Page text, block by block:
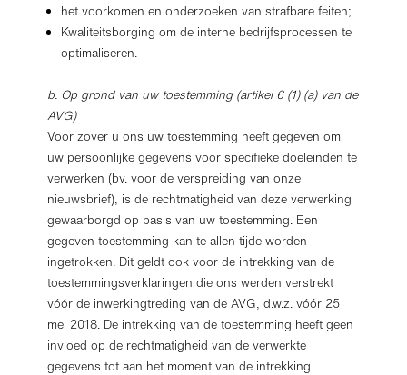
het voorkomen en onderzoeken van strafbare feiten;
Kwaliteitsborging om de interne bedrijfsprocessen te
optimaliseren.
b. Op grond van uw toestemming (artikel 6 (1) (a) van de
AVG)
Voor zover u ons uw toestemming heeft gegeven om
uw persoonlijke gegevens voor specifieke doeleinden te
verwerken (bv. voor de verspreiding van onze
nieuwsbrief), is de rechtmatigheid van deze verwerking
gewaarborgd op basis van uw toestemming. Een
gegeven toestemming kan te allen tijde worden
ingetrokken. Dit geldt ook voor de intrekking van de
toestemmingsverklaringen die ons werden verstrekt
vóór de inwerkingtreding van de AVG, d.w.z. vóór 25
mei 2018. De intrekking van de toestemming heeft geen
invloed op de rechtmatigheid van de verwerkte
gegevens tot aan het moment van de intrekking.